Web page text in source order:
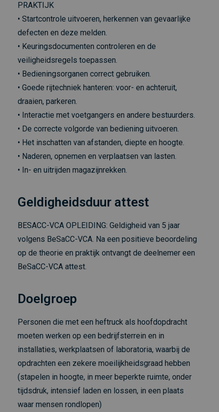
PRAKTIJK
• Startcontrole uitvoeren, herkennen van gevaarlijke
defecten en deze melden.
• Keuringsdocumenten controleren en de
veiligheidsregels toepassen.
• Bedieningsorganen correct gebruiken.
• Goede rijtechniek hanteren: voor- en achteruit,
draaien, parkeren.
• Interactie met voetgangers en andere bestuurders.
• De correcte volgorde van bediening uitvoeren.
• Het inschatten van afstanden, diepte en hoogte.
• Naderen, opnemen en verplaatsen van lasten.
• In- en uitrijden magazijnrekken.
Geldigheidsduur attest
BESACC-VCA OPLEIDING: Geldigheid van 5 jaar
volgens BeSaCC-VCA. Na een positieve beoordeling
op de theorie en praktijk ontvangt de deelnemer een
BeSaCC-VCA attest.
Doelgroep
Personen die met een heftruck als hoofdopdracht
moeten werken op een bedrijfsterrein en in
installaties, werkplaatsen of laboratoria, waarbij de
opdrachten een zekere moeilijkheidsgraad hebben
(stapelen in hoogte, in meer beperkte ruimte, onder
tijdsdruk, intensief laden en lossen, in een plaats
waar mensen rondlopen)